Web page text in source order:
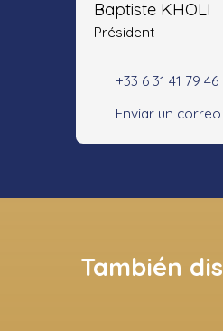
Baptiste KHOLI
Président
+33 6 31 41 79 46
Enviar un
También